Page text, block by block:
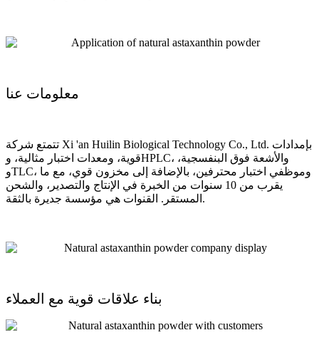
معلومات عنا
تتمتع شركة Xi 'an Huilin Biological Technology Co., Ltd. بإمدادات
قوية، ومعدات اختبار مثالية، وHPLC، والأشعة فوق البنفسجية،
وTLC، وموظفي اختبار محترفين، بالإضافة إلى مخزون قوي، مع ما
يقرب من 10 سنوات من الخبرة في الإنتاج والتصدير، والشحن
المستقر. القنوات هي مؤسسة جديرة بالثقة.
بناء علاقات قوية مع العملاء